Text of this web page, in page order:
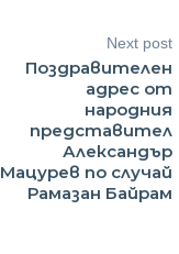
Next post
Поздравителен
адрес от
народния
представител
Александър
Мацурев по случай
Рамазан Байрам